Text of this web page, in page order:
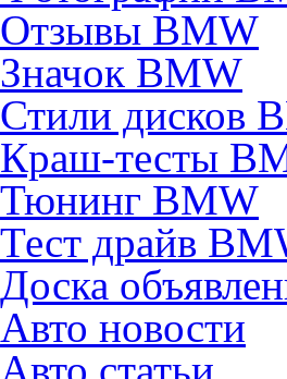
Отзывы BMW
Значок BMW
Стили дисков
Краш-тесты
Тюнинг BMW
Тест драйв
Доска
Авто новости